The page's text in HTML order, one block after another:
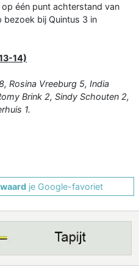
één punt achterstand van
bij Quintus 3 in
14)
Rosina Vreeburg 5, India
Brink 2, Sindy Schouten 2,
1.
je Google-favoriet